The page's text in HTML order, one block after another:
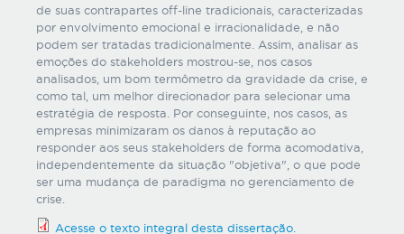
de suas contrapartes off-line tradicionais, caracterizadas
por envolvimento emocional e irracionalidade, e não
podem ser tratadas tradicionalmente. Assim, analisar as
emoções do stakeholders mostrou-se, nos casos
analisados, um bom termômetro da gravidade da crise, e
como tal, um melhor direcionador para selecionar uma
estratégia de resposta. Por conseguinte, nos casos, as
empresas minimizaram os danos à reputação ao
responder aos seus stakeholders de forma acomodativa,
independentemente da situação "objetiva", o que pode
ser uma mudança de paradigma no gerenciamento de
crise.
Acesse o texto integral desta dissertação.